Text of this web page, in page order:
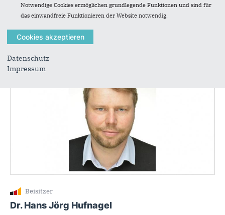
Beisitzer
Karl E. Conrad
Beisitzer
Dr. Hans Jörg Hufnagel
Notwendige Cookies ermöglichen grundlegende Funktionen und sind für
das einwandfreie Funktionieren der Website notwendig.
Datenschutz
Impressum